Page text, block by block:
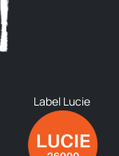
Label Lucie